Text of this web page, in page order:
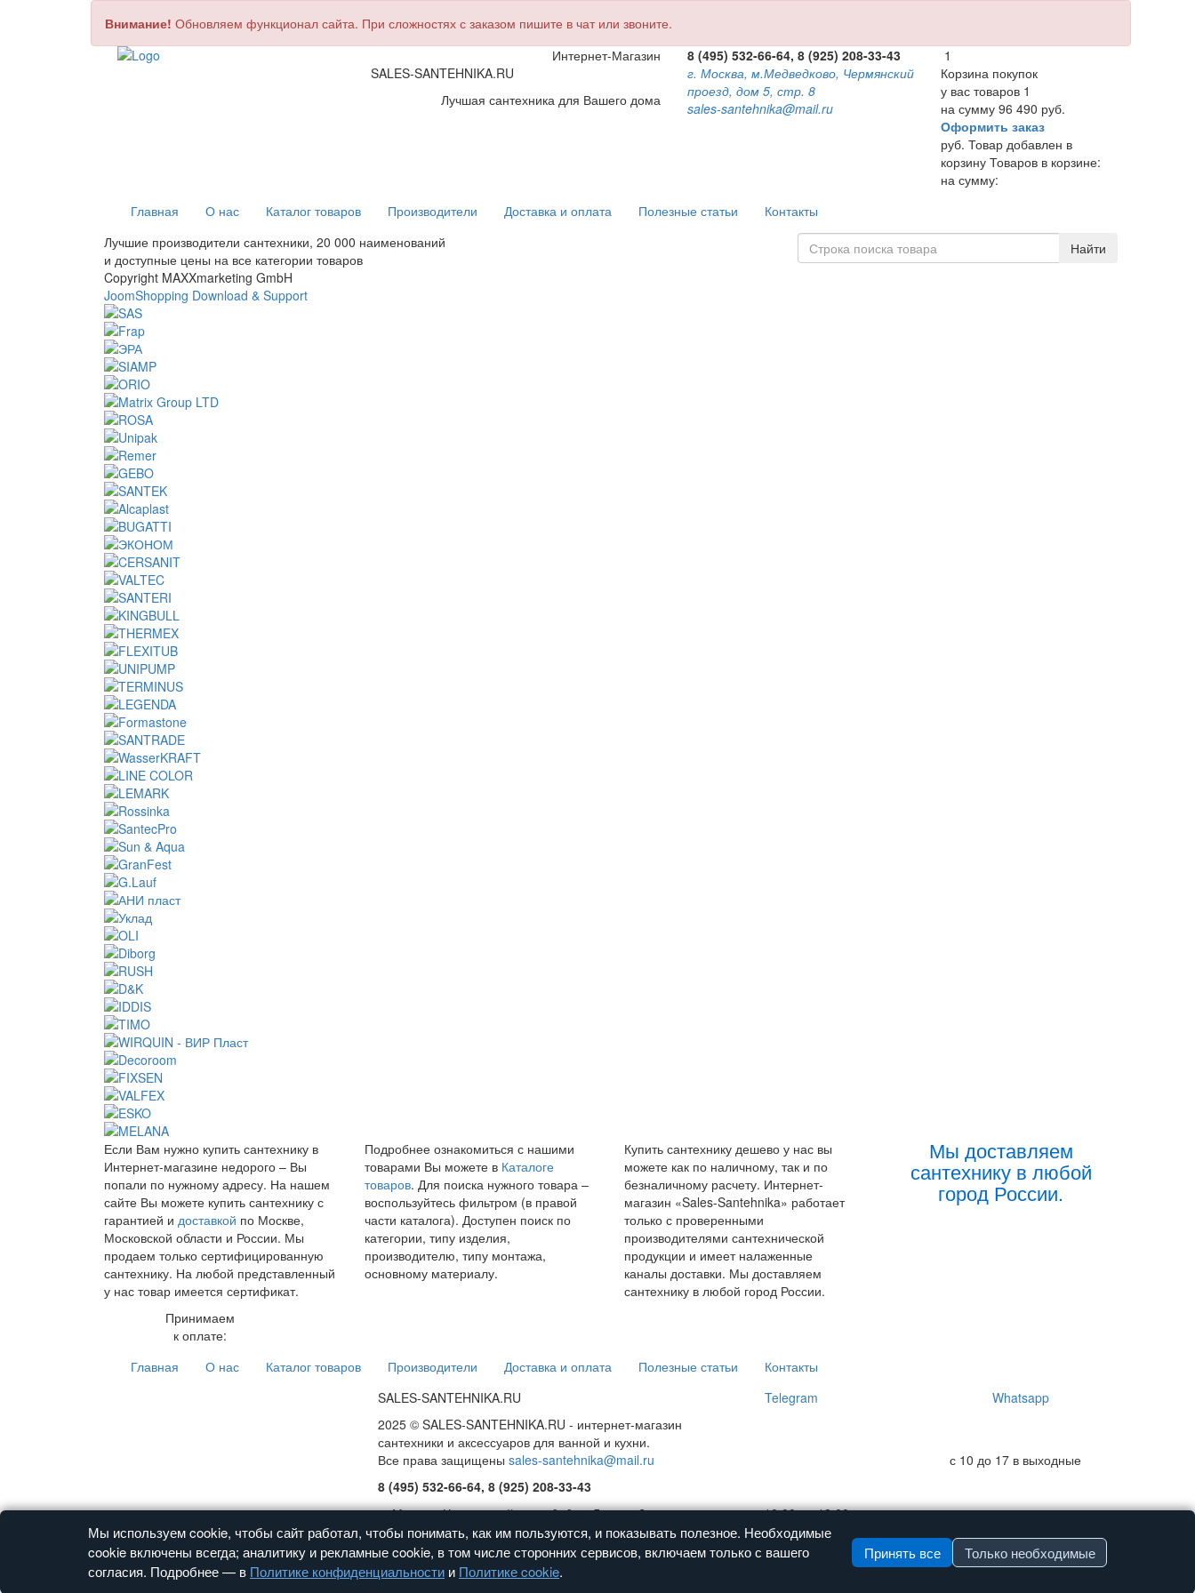
Внимание! Обновляем функционал сайта. При сложностях с заказом пишите в чат или звоните.
Интернет-Магазин
SALES-SANTEHNIKA.RU
Лучшая сантехника для Вашего дома
8 (495) 532-66-64, 8 (925) 208-33-43
г. Москва, м.Медведково, Чермянский
проезд, дом 5, стр. 8
sales-santehnika@mail.ru
1
Корзина покупок
у вас товаров 1
на сумму96 490 руб.
Оформить заказ
руб. Товар добавлен в
корзину Товаров в корзине:
на сумму:
Главная
О нас Каталог товаров Производители Доставка и оплата Полезные статьи
Контакты
Лучшие производители сантехники, 20 000 наименований
и доступные цены на все категории товаров
Copyright MAXXmarketing GmbH
JoomShopping Download & Support
Если Вам нужно купить сантехнику в
Интернет-магазине недорого – Вы
попали по нужному адресу. На нашем
сайте Вы можете купить сантехнику с
гарантией и доставкой по Москве,
Московской области и России. Мы
продаем только сертифицированную
сантехнику. На любой представленный
у нас товар имеется сертификат.
Подробнее ознакомиться с нашими
товарами Вы можете в Каталоге
товаров. Для поиска нужного товара –
воспользуйтесь фильтром (в правой
части каталога). Доступен поиск по
категории, типу изделия,
производителю, типу монтажа,
основному материалу.
Купить сантехнику дешево у нас вы
можете как по наличному, так и по
безналичному расчету. Интернет-
магазин «Sales-Santehnika» работает
только с проверенными
производителями сантехнической
продукции и имеет налаженные
каналы доставки. Мы доставляем
сантехнику в любой город России.
Мы доставляем
сантехнику в любой
город России.
Принимаем
к оплате:
Главная
О нас Каталог товаров Производители Доставка и оплата Полезные статьи
Контакты
SALES-SANTEHNIKA.RU
2025 © SALES-SANTEHNIKA.RU - интернет-магазин
сантехники и аксессуаров для ванной и кухни.
Все права защищены sales-santehnika@mail.ru
8 (495) 532-66-64, 8 (925) 208-33-43
г. Москва, Чермянский проезд, дом 5, стр. 8
Схема проезда. Посмотрите на карте
Telegram Whatsapp
с 10:00 до 18:00
с 10 до 17 в выходные
© 2026 SALES-SANTEHNIKA.RU Пользовательское соглашениеОферта
Мы используем cookie, чтобы сайт работал, чтобы понимать, как им пользуются, и показывать полезное. Необходимые
cookie включены всегда; аналитику и рекламные cookie, в том числе сторонних сервисов, включаем только с вашего
согласия. Подробнее — в Политике конфиденциальности и Политике cookie.
Принять все Только необходимые